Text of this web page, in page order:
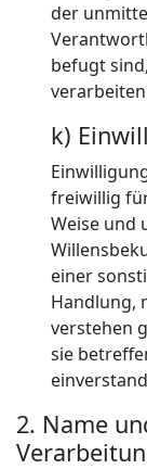
der
befugt
k)
freiwillig
Weise und
einer
Handlung,
verstehen
sie
2. Name